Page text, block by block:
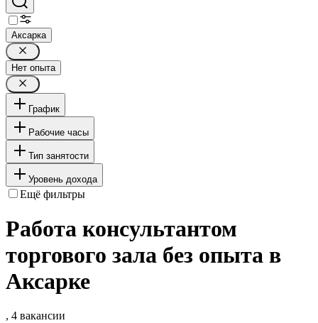
Аксарка
Нет опыта
График
Рабочие часы
Тип занятости
Уровень дохода
Ещё фильтры
Работа консультантом
торгового зала без опыта в
Аксарке
, 4 вакансии